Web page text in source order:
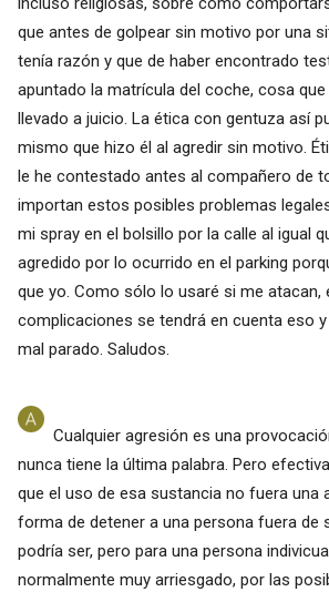
que antes de golpear sin motivo por una
tenía razón y que de haber encontrado
apuntado la matrícula del coche, cosa
llevado a juicio. La ética con gentuza así
mismo que hizo él al agredir sin motivo.
le he contestado antes al compañero de
importan estos posibles problemas
mi spray en el bolsillo por la calle al igual
agredido por lo ocurrido en el parking
que yo. Como sólo lo usaré si me atacan,
complicaciones se tendrá en cuenta eso
mal parado. Saludos.
Cualquier agresión es una
nunca tiene la última palabra. Pero
que el uso de esa sustancia no fuera una
forma de detener a una persona fuera de
podría ser, pero para una persona
normalmente muy arriesgado, por las